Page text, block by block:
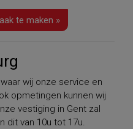
te maken »
wij onze service en
opmetingen kunnen wij
vestiging in Gent zal
dit van 10u tot 17u.